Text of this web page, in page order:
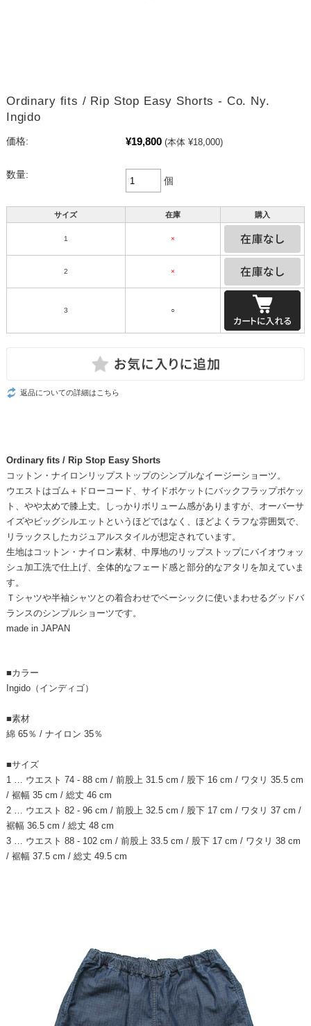
Ordinary fits / Rip Stop Easy Shorts - Co. Ny.
Ingido
価格: ¥19,800 (本体 ¥18,000)
数量:
個
サイズ 在庫 購入
1 ×
2 ×
3 ○
返品についての詳細はこちら
Ordinary fits / Rip Stop Easy Shorts
コットン・ナイロンリップストップのシンプルなイージーショーツ。
ウエストはゴム＋ドローコード、サイドポケットにバックフラップポケッ
ト、やや太めで膝上丈。しっかりボリューム感がありますが、オーバーサ
イズやビッグシルエットというほどではなく、ほどよくラフな雰囲気で、
リラックスしたカジュアルスタイルが想定されています。
生地はコットン・ナイロン素材、中厚地のリップストップにバイオウォッ
シュ加工洗で仕上げ、全体的なフェード感と部分的なアタリを加えていま
す。
Ｔシャツや半袖シャツとの着合わせでベーシックに使いまわせるグッドバ
ランスのシンプルショーツです。
made in JAPAN
■カラー
Ingido（インディゴ）
■素材
綿 65％ / ナイロン 35％
■サイズ
1 … ウエスト 74 - 88 cm / 前股上 31.5 cm / 股下 16 cm / ワタリ 35.5 cm
/ 裾幅 35 cm / 総丈 46 cm
2 … ウエスト 82 - 96 cm / 前股上 32.5 cm / 股下 17 cm / ワタリ 37 cm /
裾幅 36.5 cm / 総丈 48 cm
3 … ウエスト 88 - 102 cm / 前股上 33.5 cm / 股下 17 cm / ワタリ 38 cm
/ 裾幅 37.5 cm / 総丈 49.5 cm